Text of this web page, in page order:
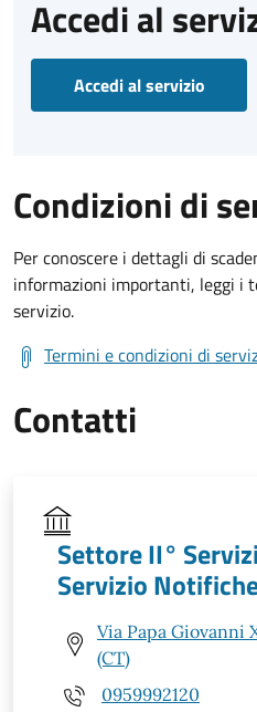
Accedi al
Accedi al servizio
Condizioni di
Per conoscere i dettagli di
informazioni importanti, leggi i
servizio.
Termini e condizioni di
Contatti
Settore II°
Servizio
Via Papa Giovanni
(CT)
0959992120